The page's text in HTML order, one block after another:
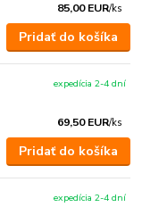
85,00 EUR/ks
Pridať do košíka
69,50 EUR/ks
expedícia 2-4 dní
Pridať do košíka
expedícia 2-4 dní